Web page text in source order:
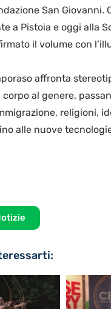
San Giovanni.
a Pistoia e oggi alla
il volume con
affronta
al genere,
religioni,
alle nuove